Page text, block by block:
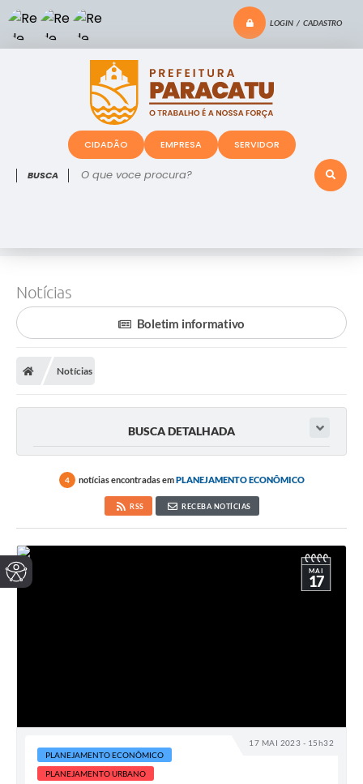
LOGIN / CADASTRO
O que voce procura?
CIDADÃO EMPRESA SERVIDOR
Notícias
Boletim informativo
Notícias
BUSCA DETALHADA
4 notícias encontradas emPLANEJAMENTO ECONÔMICO
RSS RECEBA NOTÍCIAS
17 MAI 2023 - 15h32
MAI
17
PLANEJAMENTO ECONÔMICO
PLANEJAMENTO URBANO